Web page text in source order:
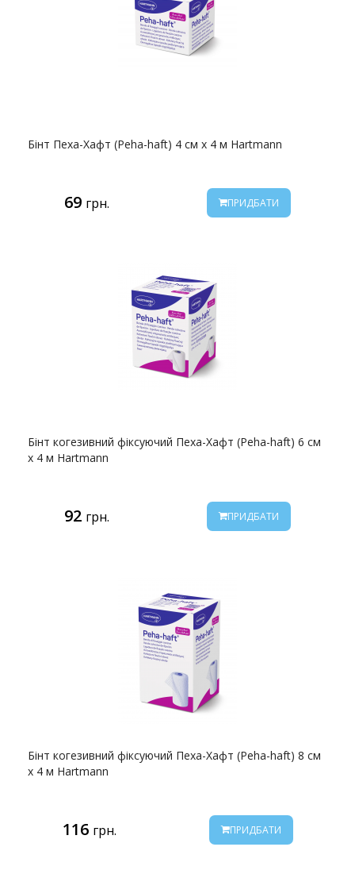
Бінт Пеха-Хафт (Peha-haft) 4 см х 4 м Hartmann
69 грн. ПРИДБАТИ
Бінт когезивний фіксуючий Пеха-Хафт (Peha-haft) 6 см
х 4 м Hartmann
92 грн. ПРИДБАТИ
Бінт когезивний фіксуючий Пеха-Хафт (Peha-haft) 8 см
х 4 м Hartmann
116 грн. ПРИДБАТИ